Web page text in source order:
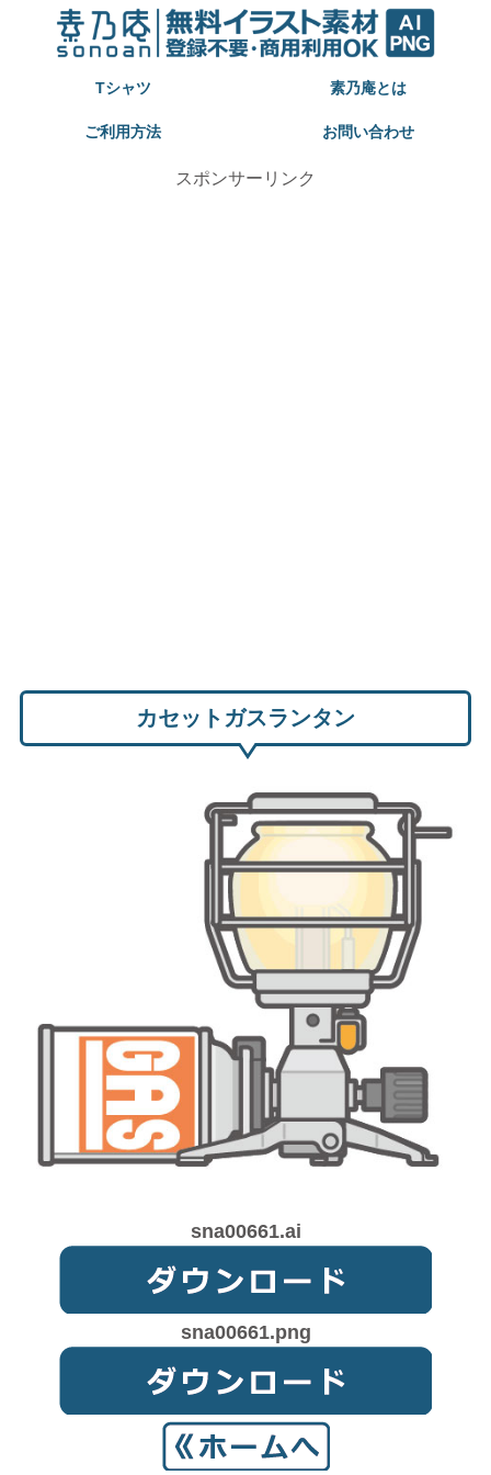
Tシャツ 素乃庵とは
ご利用方法 お問い合わせ
スポンサーリンク
カセットガスランタン
sna00661.ai
sna00661.png